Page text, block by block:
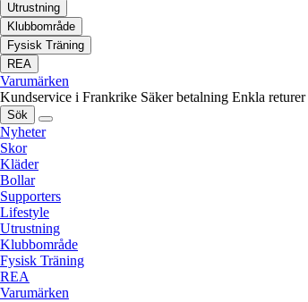
Utrustning
Klubbområde
Fysisk Träning
REA
Varumärken
Kundservice i Frankrike Säker betalning Enkla returer
Sök
Nyheter
Skor
Kläder
Bollar
Supporters
Lifestyle
Utrustning
Klubbområde
Fysisk Träning
REA
Varumärken